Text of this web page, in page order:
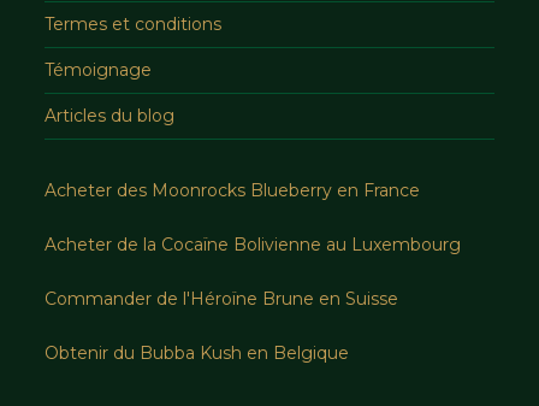
Termes et conditions
Témoignage
Articles du blog
Acheter des Moonrocks Blueberry en France
Acheter de la Cocaïne Bolivienne au Luxembourg
Commander de l'Héroïne Brune en Suisse
Obtenir du Bubba Kush en Belgique